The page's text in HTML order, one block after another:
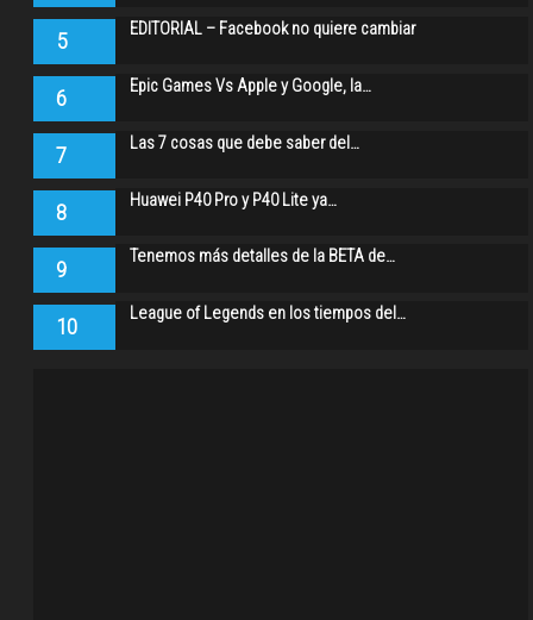
5 EDITORIAL – Facebook no quiere cambiar
6 Epic Games Vs Apple y Google, la…
7 Las 7 cosas que debe saber del…
8 Huawei P40 Pro y P40 Lite ya…
9 Tenemos más detalles de la BETA de…
10 League of Legends en los tiempos del…